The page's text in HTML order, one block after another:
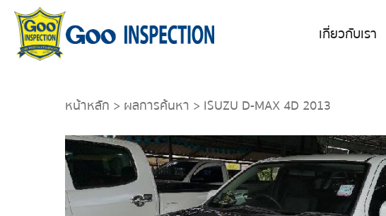
เกี่ยวกับเรา
หน้าหลัก > ผลการค้นหา > ISUZU D-MAX 4D 2013